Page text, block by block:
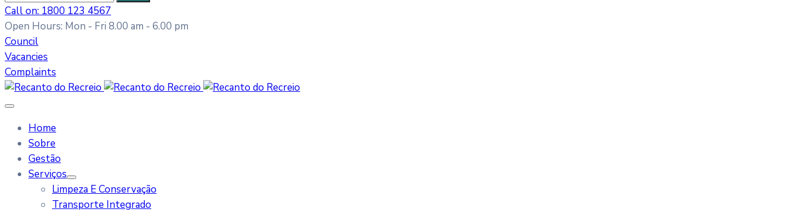
Call on: 1800 123 4567
Open Hours: Mon - Fri 8.00 am - 6.00 pm
Council
Vacancies
Complaints
Home
Sobre
Gestão
Serviços
Limpeza E Conservação
Transporte Integrado